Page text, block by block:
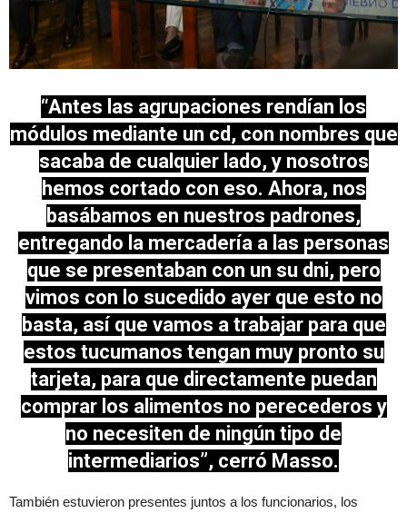
“Antes las agrupaciones rendían los
módulos mediante un cd, con nombres que
sacaba de cualquier lado, y nosotros
hemos cortado con eso. Ahora, nos
basábamos en nuestros padrones,
entregando la mercadería a las personas
que se presentaban con un su dni, pero
vimos con lo sucedido ayer que esto no
basta, así que vamos a trabajar para que
estos tucumanos tengan muy pronto su
tarjeta, para que directamente puedan
comprar los alimentos no perecederos y
no necesiten de ningún tipo de
intermediarios”, cerró Masso.
También estuvieron presentes juntos a los funcionarios, los